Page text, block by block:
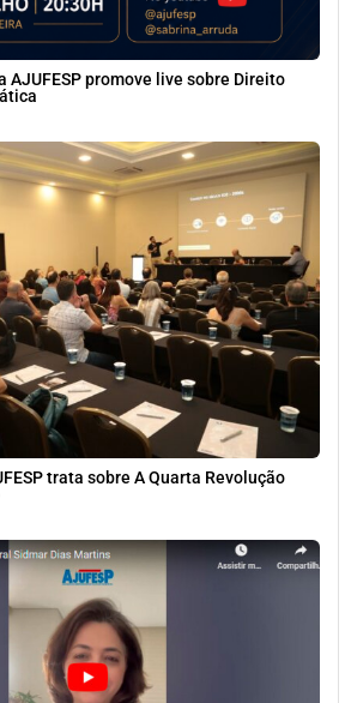
AJUFESP promove live sobre Direito
trata sobre A Quarta Revolução